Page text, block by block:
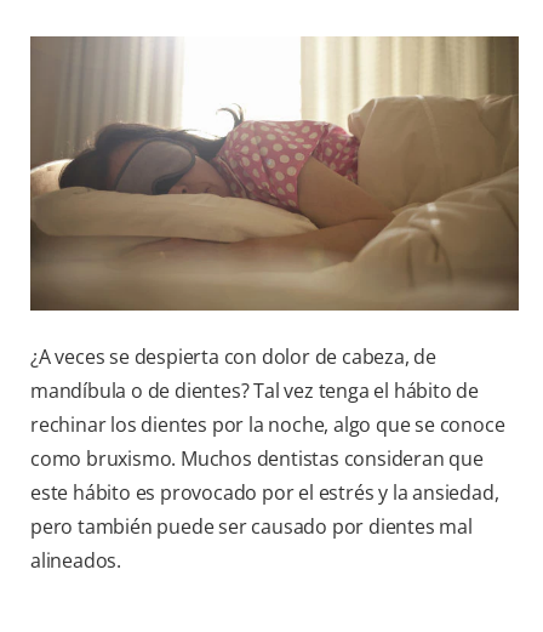
PARA PROFESIONALES
¿A veces se despierta con dolor de cabeza, de
mandíbula o de dientes? Tal vez tenga el hábito de
rechinar los dientes por la noche, algo que se conoce
como bruxismo. Muchos dentistas consideran que
este hábito es provocado por el estrés y la ansiedad,
pero también puede ser causado por dientes mal
alineados.